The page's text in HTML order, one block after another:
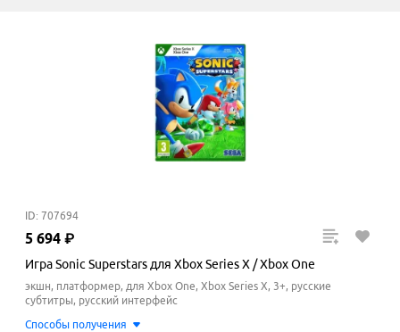
ID: 707694
5 694 ₽
Игра Sonic Superstars для Xbox Series X / Xbox One
экшн, платформер, для Xbox One, Xbox Series X, 3+, русские
субтитры, русский интерфейс
Способы получения